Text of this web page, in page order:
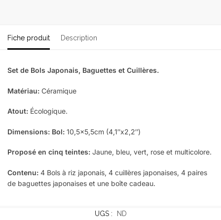
Fiche produit Description
Set de Bols Japonais, Baguettes et Cuillères.
Matériau: Céramique
Atout: Écologique.
Dimensions: Bol: 10,5×5,5cm (4,1″x2,2″)
Proposé en cinq teintes: Jaune, bleu, vert, rose et multicolore.
Contenu: 4 Bols à riz japonais, 4 cuillères japonaises, 4 paires
de baguettes japonaises et une boîte cadeau.
UGS :
ND